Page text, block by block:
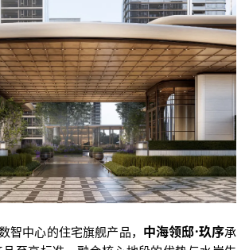
智中心的住宅旗舰产品， 中海领邸·玖序承